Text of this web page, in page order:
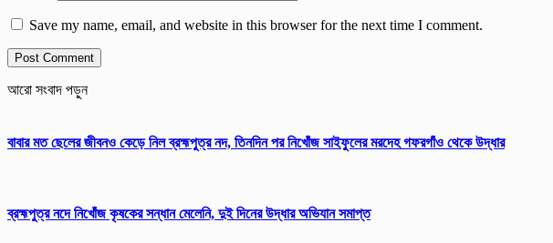
Save my name, email, and website in this browser for the next time I comment.
আরো সংবাদ পড়ুন
বাবার মত ছেলের জীবনও কেড়ে নিল ব্রহ্মপুত্র নদ, তিনদিন পর নিখোঁজ সাইফুলের মরদেহ গফরগাঁও থেকে উদ্ধার
ব্রহ্মপুত্র নদে নিখোঁজ কৃষকের সন্ধান মেলেনি, দুই দিনের উদ্ধার অভিযান সমাপ্ত